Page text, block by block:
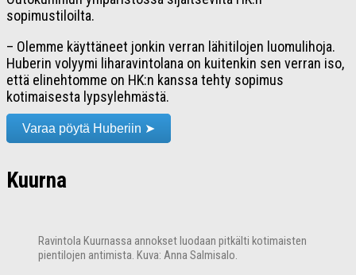
sopimustiloilta.
– Olemme käyttäneet jonkin verran lähitilojen luomulihoja.
Huberin volyymi liharavintolana on kuitenkin sen verran iso,
että elinehtomme on HK:n kanssa tehty sopimus
kotimaisesta lypsylehmästä.
Varaa pöytä Huberiin ➤
Kuurna
Ravintola Kuurnassa annokset luodaan pitkälti kotimaisten
pientilojen antimista. Kuva: Anna Salmisalo.